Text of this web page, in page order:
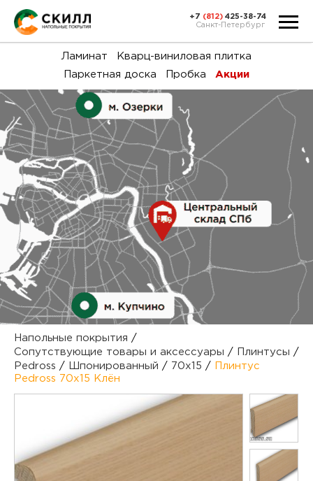
и
+7 (812) 425-38-74
Санкт-Петербург
Ламинат
Кварц-виниловая плитка
Паркетная доска
Пробка Акции
Напольные покрытия /
Сопутствующие товары и аксессуары / Плинтусы /
Pedross / Шпонированный / 70х15 /
Плинтус
Pedross 70х15 Клён